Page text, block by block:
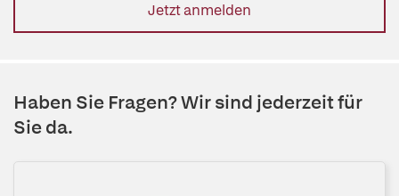
Jetzt anmelden
Haben Sie Fragen? Wir sind jederzeit für
Sie da.